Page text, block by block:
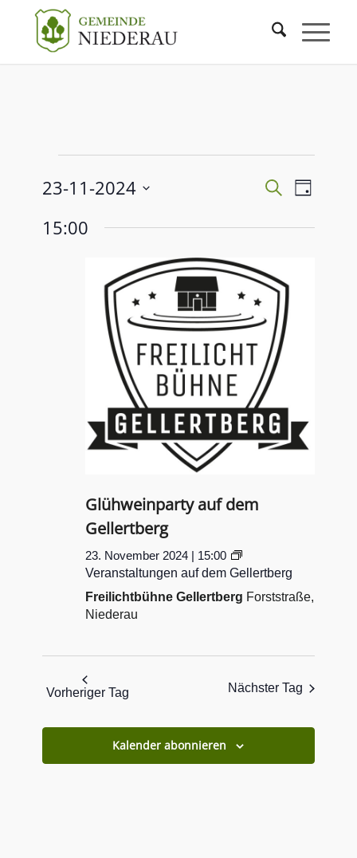
und
SucheTag
23-11-2024
wählen.
15:00
Glühweinparty auf dem
Gellertberg
23. November 2024 | 15:00
Veranstaltungen auf dem Gellertberg
Freilichtbühne Gellertberg Forststraße,
Niederau
Vorheriger Tag Nächster Tag
Kalender abonnieren